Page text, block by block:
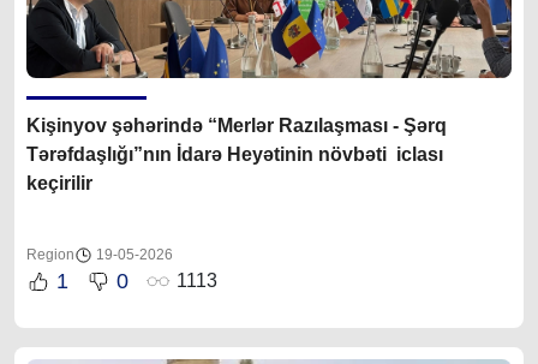
Kişinyov şəhərində “Merlər Razılaşması - Şərq
Tərəfdaşlığı”nın İdarə Heyətinin növbəti iclası
keçirilir
Region 19-05-2026
1 0 1113